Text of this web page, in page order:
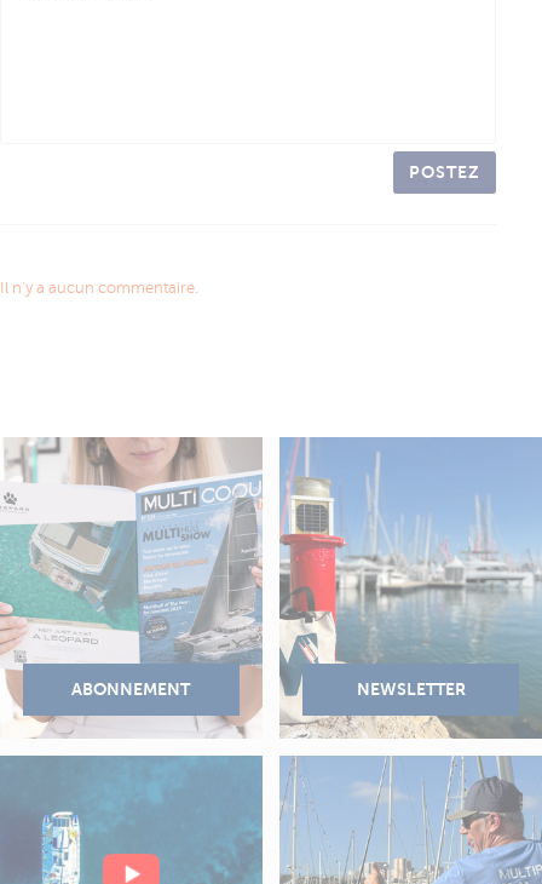
POSTEZ
Il n'y a aucun commentaire.